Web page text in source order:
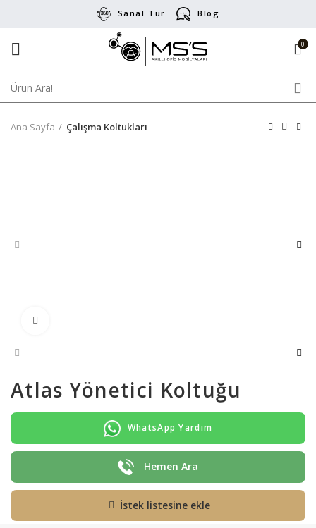
Sanal Tur Blog
0
Ana Sayfa Çalışma Koltukları
Atlas Yönetici Koltuğu
WhatsApp Yardım
Hemen Ara
İstek listesine ekle